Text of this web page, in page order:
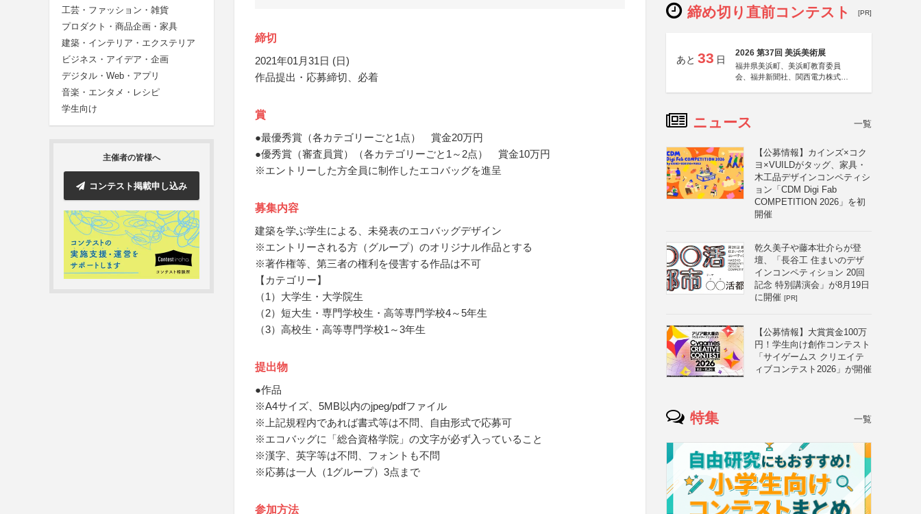
工芸・ファッション・雑貨
プロダクト・商品企画・家具
建築・インテリア・エクステリア
ビジネス・アイデア・企画
デジタル・Web・アプリ
音楽・エンタメ・レシピ
学生向け
主催者の皆様へ
コンテスト掲載申し込み
締切
2021年01月31日 (日)
作品提出・応募締切、必着
賞
●最優秀賞（各カテゴリーごと1点） 賞金20万円
●優秀賞（審査員賞）（各カテゴリーごと1～2点） 賞金10万円
※エントリーした方全員に制作したエコバッグを進呈
募集内容
建築を学ぶ学生による、未発表のエコバッグデザイン
※エントリーされる方（グループ）のオリジナル作品とする
※著作権等、第三者の権利を侵害する作品は不可
【カテゴリー】
（1）大学生・大学院生
（2）短大生・専門学校生・高等専門学校4～5年生
（3）高校生・高等専門学校1～3年生
提出物
●作品
※A4サイズ、5MB以内のjpeg/pdfファイル
※上記規程内であれば書式等は不問、自由形式で応募可
※エコバッグに「総合資格学院」の文字が必ず入っていること
※漢字、英字等は不問、フォントも不問
※応募は一人（1グループ）3点まで
参加方法
締め切り直前コンテスト [PR]
あと 33 日
2026 第37回 美浜美術展
福井県美浜町、美浜町教育委員
会、福井新聞社、関西電力株式会
ニュース 一覧
【公募情報】カインズ×コク
ヨ×VUILDがタッグ、家具・
木工品デザインコンペティシ
ョン「CDM Digi Fab
COMPETITION 2026」を初
開催
乾久美子や藤本壮介らが登
壇、「長谷工 住まいのデザ
インコンペティション 20回
記念 特別講演会」が8月19日
に開催 [PR]
【公募情報】大賞賞金100万
円！学生向け創作コンテスト
「サイゲームス クリエイテ
ィブコンテスト2026」が開催
特集 一覧